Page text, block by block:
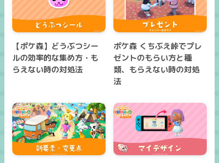
【ポケ森】どうぶつシー
ルの効率的な集め方・も
らえない時の対処法
ポケ森 くちぶえ峠でプレ
ゼントのもらい方と種
類、もらえない時の対処
法